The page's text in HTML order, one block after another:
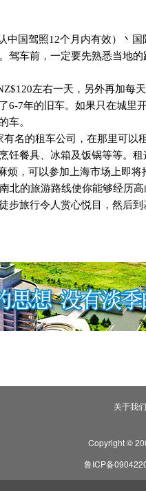
中国驾照12个月内有效）丶
驾车前，一定要先熟悉当地
左右一天，另外再加每
6-7年的旧车。如果只在城里
车。
有名的租车公司，在那里可以
饪餐具、冰箱及饭锅等等。
烦，可以参加上海市场上即
北的旅游路线使你能够经历
步旅行令人赏心悦目，然后
关于我们
Copyright ©
鲁ICP备